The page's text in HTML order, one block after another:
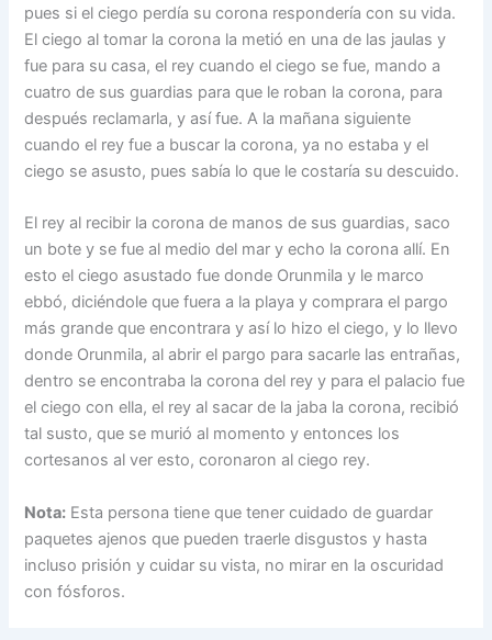
pues si el ciego perdía su corona respondería con su vida.
El ciego al tomar la corona la metió en una de las jaulas y
fue para su casa, el rey cuando el ciego se fue, mando a
cuatro de sus guardias para que le roban la corona, para
después reclamarla, y así fue. A la mañana siguiente
cuando el rey fue a buscar la corona, ya no estaba y el
ciego se asusto, pues sabía lo que le costaría su descuido.
El rey al recibir la corona de manos de sus guardias, saco
un bote y se fue al medio del mar y echo la corona allí. En
esto el ciego asustado fue donde Orunmila y le marco
ebbó, diciéndole que fuera a la playa y comprara el pargo
más grande que encontrara y así lo hizo el ciego, y lo llevo
donde Orunmila, al abrir el pargo para sacarle las entrañas,
dentro se encontraba la corona del rey y para el palacio fue
el ciego con ella, el rey al sacar de la jaba la corona, recibió
tal susto, que se murió al momento y entonces los
cortesanos al ver esto, coronaron al ciego rey.
Nota: Esta persona tiene que tener cuidado de guardar
paquetes ajenos que pueden traerle disgustos y hasta
incluso prisión y cuidar su vista, no mirar en la oscuridad
con fósforos.